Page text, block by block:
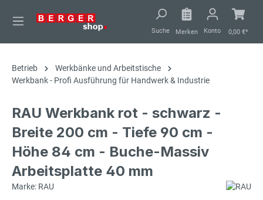
springen
Suche Merken Konto 0,00 €*
Betrieb
Werkbänke und Arbeitstische
Werkbank - Profi Ausführung für Handwerk & Industrie
RAU Werkbank rot - schwarz -
Breite 200 cm - Tiefe 90 cm -
Höhe 84 cm - Buche-Massiv
Arbeitsplatte 40 mm
Marke: RAU